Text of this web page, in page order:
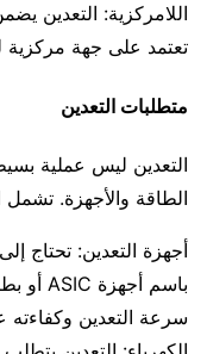
اللامركزية: التعدين
تعتمد على جهة مركزية
متطلبات التعدين
التعدين ليس عملية
الطاقة والأجهزة. تشمل
أجهزة التعدين:
سرعة التعدين